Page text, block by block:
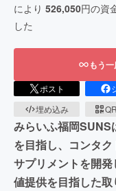
により 526,050円の資
した
もう
ポスト
埋め込み
みらいふ福岡SUNS
を目指し、コンタ
サプリメントを開
値提供を目指した